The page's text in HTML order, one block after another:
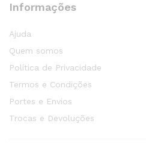
Informações
Ajuda
Quem somos
Política de Privacidade
Termos e Condições
Portes e Envios
Trocas e Devoluções